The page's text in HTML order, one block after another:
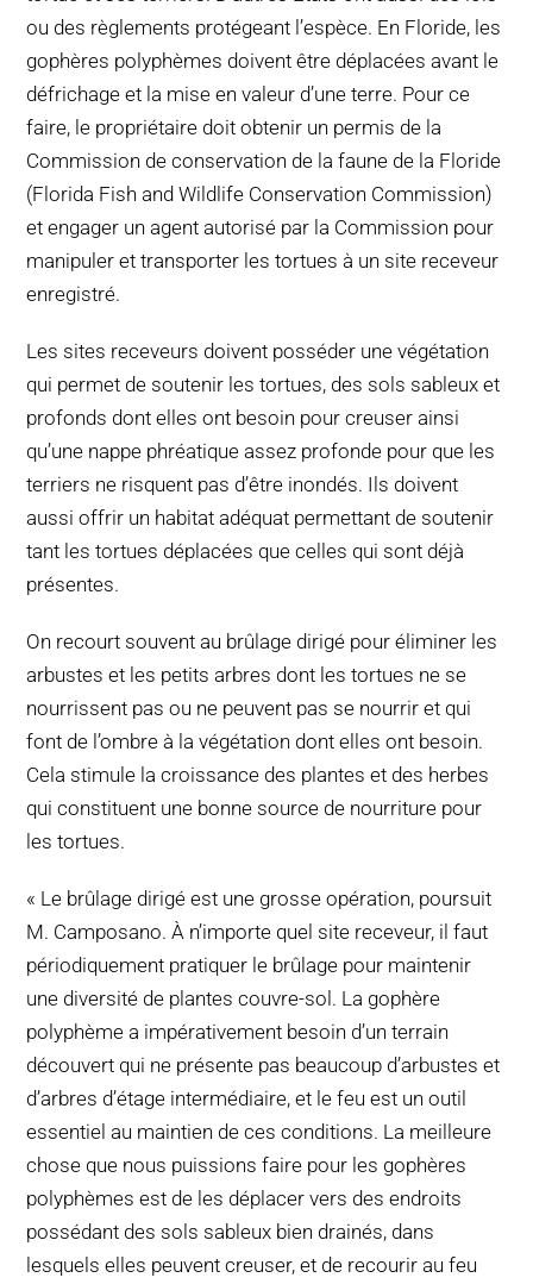
ou des règlements protégeant l’espèce. En Floride, les
gophères polyphèmes doivent être déplacées avant le
défrichage et la mise en valeur d’une terre. Pour ce
faire, le propriétaire doit obtenir un permis de la
Commission de conservation de la faune de la Floride
(Florida Fish and Wildlife Conservation Commission)
et engager un agent autorisé par la Commission pour
manipuler et transporter les tortues à un site receveur
enregistré.
Les sites receveurs doivent posséder une végétation
qui permet de soutenir les tortues, des sols sableux et
profonds dont elles ont besoin pour creuser ainsi
qu’une nappe phréatique assez profonde pour que les
terriers ne risquent pas d’être inondés. Ils doivent
aussi offrir un habitat adéquat permettant de soutenir
tant les tortues déplacées que celles qui sont déjà
présentes.
On recourt souvent au brûlage dirigé pour éliminer les
arbustes et les petits arbres dont les tortues ne se
nourrissent pas ou ne peuvent pas se nourrir et qui
font de l’ombre à la végétation dont elles ont besoin.
Cela stimule la croissance des plantes et des herbes
qui constituent une bonne source de nourriture pour
les tortues.
« Le brûlage dirigé est une grosse opération, poursuit
M. Camposano. À n’importe quel site receveur, il faut
périodiquement pratiquer le brûlage pour maintenir
une diversité de plantes couvre-sol. La gophère
polyphème a impérativement besoin d’un terrain
découvert qui ne présente pas beaucoup d’arbustes et
d’arbres d’étage intermédiaire, et le feu est un outil
essentiel au maintien de ces conditions. La meilleure
chose que nous puissions faire pour les gophères
polyphèmes est de les déplacer vers des endroits
possédant des sols sableux bien drainés, dans
lesquels elles peuvent creuser, et de recourir au feu